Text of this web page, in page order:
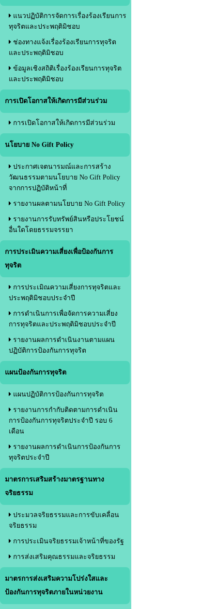
แนวปฏิบัติการจัดการเรื่องร้องเรียนการ
ทุจริตและประพฤติมิชอบ
ช่องทางแจ้งเรื่องร้องเรียนการทุจริต
และประพฤติมิชอบ
ข้อมูลเชิงสถิติเรื่องร้องเรียนการทุจริต
และประพฤติมิชอบ
การเปิดโอกาสให้เกิดการมีส่วนร่วม
การเปิดโอกาสให้เกิดการมีส่วนร่วม
นโยบาย No Gift Policy
ประกาศเจตนารมณ์และการสร้าง
วัฒนธรรมตามนโยบาย No Gift Policy
จากการปฏิบัติหน้าที่
รายงานผลตามนโยบาย No Gift Policy
รายงานการรับทรัพย์สินหรือประโยชน์
อื่นใดโดยธรรมจรรยา
การประเมินความเสี่ยงเพื่อป้องกันการ
ทุจริต
การประเมิณความเสี่ยงการทุจริตและ
ประพฤติมิชอบประจำปี
การดำเนินการเพื่อจัดการความเสี่ยง
การทุจริตและประพฤติมิชอบประจำปี
รายงานผลการดำเนินงานตามแผน
ปฏิบัติการป้องกันการทุจริต
แผนป้องกันการทุจริต
แผนปฏิบัติการป้องกันการทุจริต
รายงานการกำกับติดตามการดำเนิน
การป้องกันการทุจริตประจำปี รอบ 6
เดือน
รายงานผลการดำเนินการป้องกันการ
ทุจริตประจำปี
มาตรการเสริมสร้างมาตรฐานทาง
จริยธรรม
ประมวลจริยธรรมและการขับเคลื่อน
จริยธรรม
การประเมินจริยธรรมเจ้าหน้าที่ของรัฐ
การส่งเสริมคุณธรรมและจริยธรรม
มาตรการส่งเสริมความโปร่งใสและ
ป้องกันการทุจริตภายในหน่วยงาน